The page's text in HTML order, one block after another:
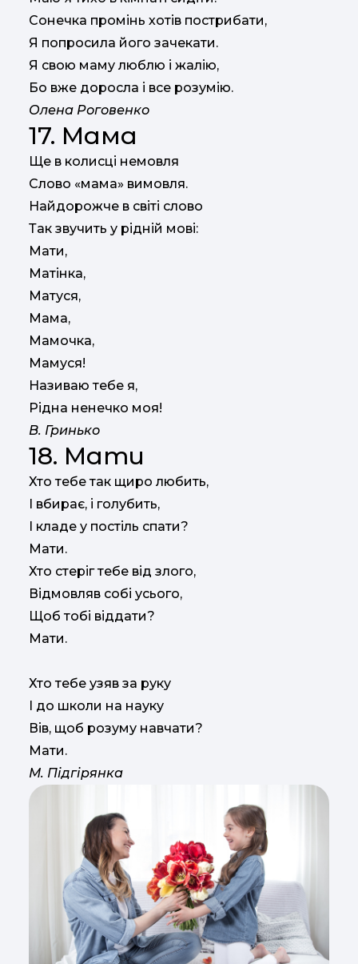
Сонечка промінь хотів пострибати,
Я попросила його зачекати.
Я свою маму люблю і жалію,
Бо вже доросла і все розумію.
Олена Роговенко
17. Мама
Ще в колисці немовля
Слово «мама» вимовля.
Найдорожче в світі слово
Так звучить у рідній мові:
Мати,
Матінка,
Матуся,
Мама,
Мамочка,
Мамуся!
Називаю тебе я,
Рідна ненечко моя!
В. Гринько
18. Мати
Хто тебе так щиро любить,
І вбирає, і голубить,
I кладе у постіль спати?
Мати.
Хто стеріг тебе від злого,
Відмовляв собі усього,
Щоб тобі віддати?
Мати.
Хто тебе узяв за руку
I до школи на науку
Вів, щоб розуму навчати?
Мати.
М. Підгірянка